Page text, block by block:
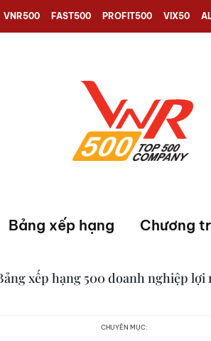
VNR500 FAST500 PROFIT500 VIX50
Bảng xếp hạng Chương
xếp hạng 500 doanh nghiệp lợi
CHUYÊN MỤC: